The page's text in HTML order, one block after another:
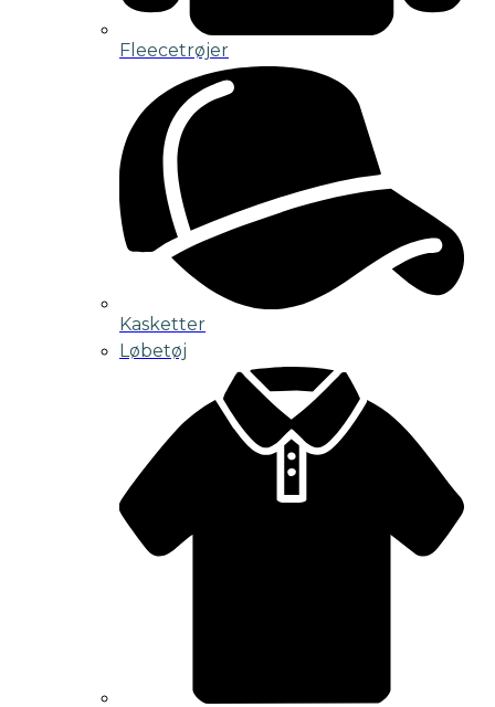
Fleecetrøjer
Kasketter
Løbetøj